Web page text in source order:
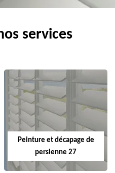
services
Peinture et décapage de
persienne 27